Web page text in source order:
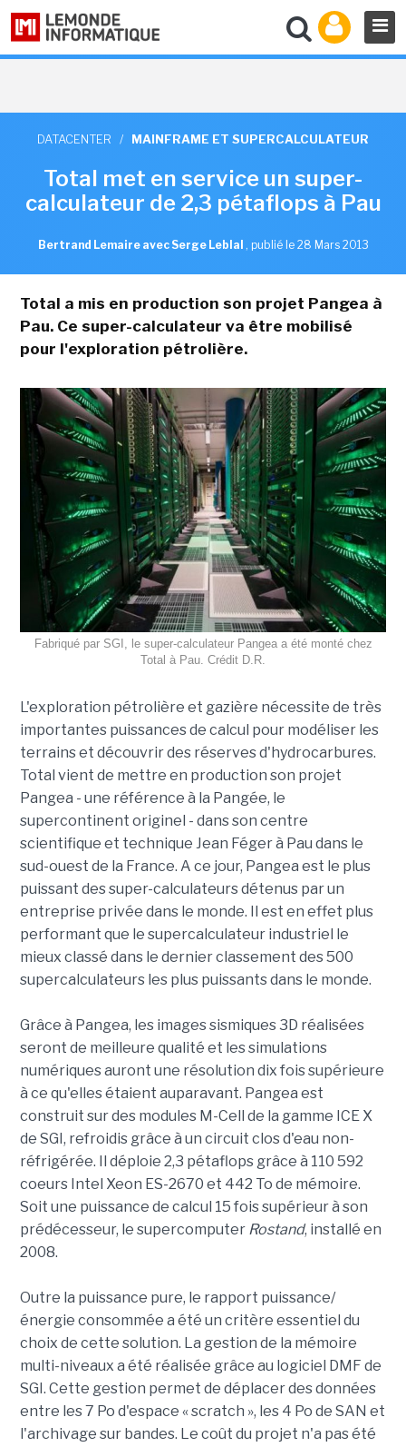
DATACENTER / MAINFRAME ET SUPERCALCULATEUR
Total met en service un super-
calculateur de 2,3 pétaflops à Pau
Bertrand Lemaire avec Serge Leblal , publié le 28 Mars 2013
Total a mis en production son projet Pangea à
Pau. Ce super-calculateur va être mobilisé
pour l'exploration pétrolière.
Fabriqué par SGI, le super-calculateur Pangea a été monté chez
Total à Pau. Crédit D.R.
L'exploration pétrolière et gazière nécessite de très
importantes puissances de calcul pour modéliser les
terrains et découvrir des réserves d'hydrocarbures.
Total vient de mettre en production son projet
Pangea - une référence à la Pangée, le
supercontinent originel - dans son centre
scientifique et technique Jean Féger à Pau dans le
sud-ouest de la France. A ce jour, Pangea est le plus
puissant des super-calculateurs détenus par un
entreprise privée dans le monde. Il est en effet plus
performant que le supercalculateur industriel le
mieux classé dans le dernier classement des 500
supercalculateurs les plus puissants dans le monde.
Grâce à Pangea, les images sismiques 3D réalisées
seront de meilleure qualité et les simulations
numériques auront une résolution dix fois supérieure
à ce qu'elles étaient auparavant. Pangea est
construit sur des modules M-Cell de la gamme ICE X
de SGI, refroidis grâce à un circuit clos d'eau non-
réfrigérée. Il déploie 2,3 pétaflops grâce à 110 592
coeurs Intel Xeon ES-2670 et 442 To de mémoire.
Soit une puissance de calcul 15 fois supérieur à son
prédécesseur, le supercomputer Rostand, installé en
2008.
Outre la puissance pure, le rapport puissance/
énergie consommée a été un critère essentiel du
choix de cette solution. La gestion de la mémoire
multi-niveaux a été réalisée grâce au logiciel DMF de
SGI. Cette gestion permet de déplacer des données
entre les 7 Po d'espace « scratch », les 4 Po de SAN et
l'archivage sur bandes. Le coût du projet n'a pas été